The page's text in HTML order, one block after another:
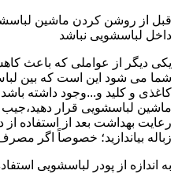
قبل از روشن کردن ماشین
داخل لباسشویی نباشد
یکی دیگر از عواملی که باعث
شما می شود این است که بین
کاغذی و کلید و...وجود داشته
ماشین لباسشویی قرار دهید،جیب
رعایت بهداشت بعد از استفاده
زباله بیاندازید؛ خصوصاً اگر
به اندازه از پودر لباسشویی